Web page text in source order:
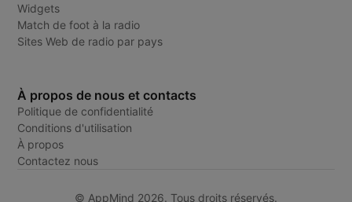
Widgets
Match de foot à la radio
Sites Web de radio par pays
À propos de nous et contacts
Politique de confidentialité
Conditions d'utilisation
À propos
Contactez nous
© AppMind 2026. Tous droits réservés.